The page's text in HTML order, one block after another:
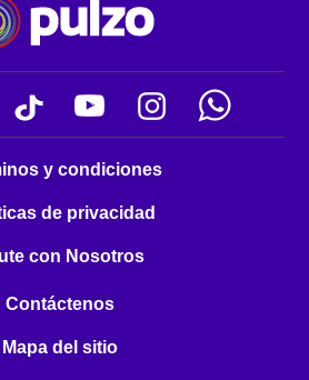
y condiciones
de privacidad
con Nosotros
Contáctenos
Mapa del sitio